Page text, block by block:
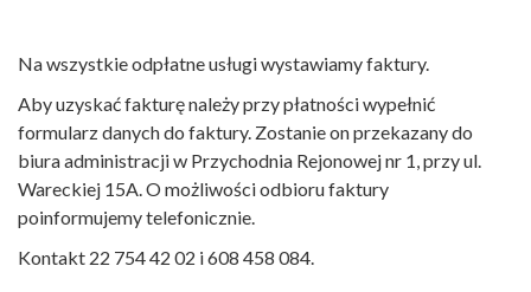
Na wszystkie odpłatne usługi wystawiamy faktury.
Aby uzyskać fakturę należy przy płatności wypełnić
formularz danych do faktury. Zostanie on przekazany do
biura administracji w Przychodnia Rejonowej nr 1, przy ul.
Wareckiej 15A. O możliwości odbioru faktury
poinformujemy telefonicznie.
Kontakt 22 754 42 02 i 608 458 084.